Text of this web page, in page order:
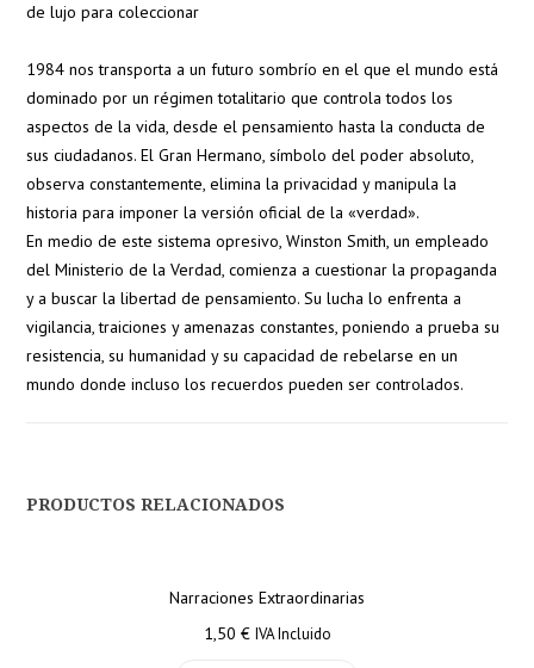
de lujo para coleccionar
1984 nos transporta a un futuro sombrío en el que el mundo está
dominado por un régimen totalitario que controla todos los
aspectos de la vida, desde el pensamiento hasta la conducta de
sus ciudadanos. El Gran Hermano, símbolo del poder absoluto,
observa constantemente, elimina la privacidad y manipula la
historia para imponer la versión oficial de la «verdad».
En medio de este sistema opresivo, Winston Smith, un empleado
del Ministerio de la Verdad, comienza a cuestionar la propaganda
y a buscar la libertad de pensamiento. Su lucha lo enfrenta a
vigilancia, traiciones y amenazas constantes, poniendo a prueba su
resistencia, su humanidad y su capacidad de rebelarse en un
mundo donde incluso los recuerdos pueden ser controlados.
PRODUCTOS RELACIONADOS
Narraciones Extraordinarias
1,50 € IVA Incluido